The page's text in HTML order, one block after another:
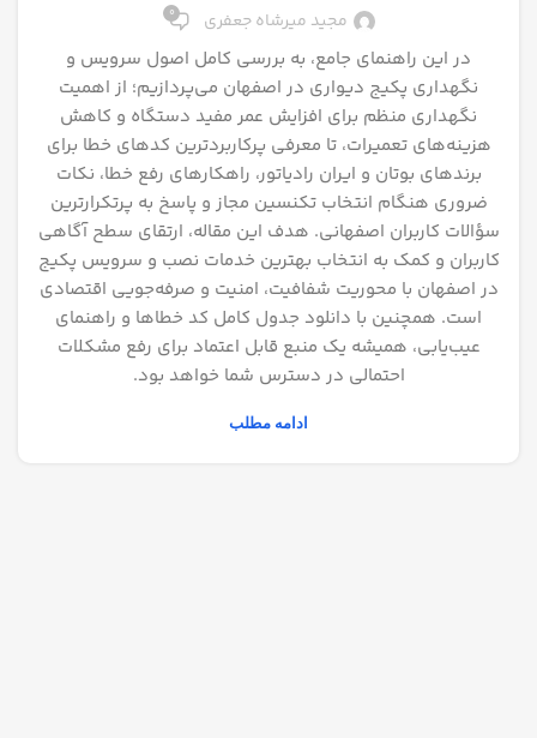
مجید میرشاه جعفری 0
در این راهنمای جامع، به بررسی کامل اصول سرویس و
نگهداری پکیج دیواری در اصفهان می‌پردازیم؛ از اهمیت
نگهداری منظم برای افزایش عمر مفید دستگاه و کاهش
هزینه‌های تعمیرات، تا معرفی پرکاربردترین کدهای خطا برای
برندهای بوتان و ایران رادیاتور، راهکارهای رفع خطا، نکات
ضروری هنگام انتخاب تکنسین مجاز و پاسخ به پرتکرارترین
سؤالات کاربران اصفهانی. هدف این مقاله، ارتقای سطح آگاهی
کاربران و کمک به انتخاب بهترین خدمات نصب و سرویس پکیج
در اصفهان با محوریت شفافیت، امنیت و صرفه‌جویی اقتصادی
است. همچنین با دانلود جدول کامل کد خطاها و راهنمای
عیب‌یابی، همیشه یک منبع قابل اعتماد برای رفع مشکلات
احتمالی در دسترس شما خواهد بود.
ادامه مطلب